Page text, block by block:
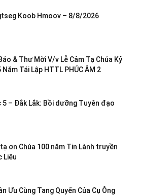
Koob Hmoov – 8/8/2026
& Thư Mời V/v Lễ Cảm Tạ Chúa Kỷ
Năm Tái Lập HTTL PHÚC ÂM 2
5 – Đắk Lắk: Bồi dưỡng Tuyên đạo
tạ ơn Chúa 100 năm Tin Lành truyền
Liêu
Ưu Cùng Tang Quyến Của Cụ Ông